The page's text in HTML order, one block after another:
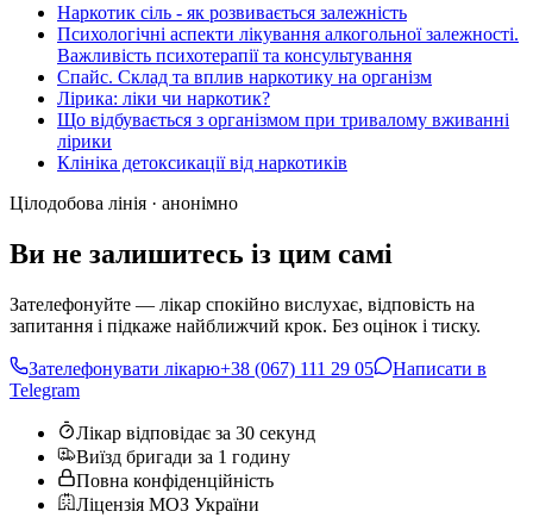
Наркотик сіль - як розвивається залежність
Психологічні аспекти лікування алкогольної залежності.
Важливість психотерапії та консультування
Спайс. Склад та вплив наркотику на організм
Лірика: ліки чи наркотик?
Що відбувається з організмом при тривалому вживанні
лірики
Клініка детоксикації від наркотиків
Цілодобова лінія · анонімно
Ви не залишитесь із цим самі
Зателефонуйте — лікар спокійно вислухає, відповість на
запитання і підкаже найближчий крок. Без оцінок і тиску.
Зателефонувати лікарю+38 (067) 111 29 05
Написати в
Telegram
Лікар відповідає за 30 секунд
Виїзд бригади за 1 годину
Повна конфіденційність
Ліцензія МОЗ України